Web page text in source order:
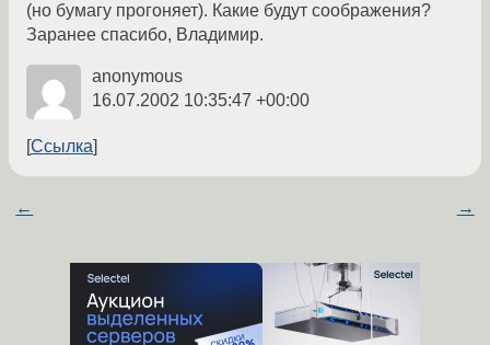
(но бумагу прогоняет). Какие будут соображения?
Заранее спасибо, Владимир.
anonymous
16.07.2002 10:35:47 +00:00
Ссылка
← →